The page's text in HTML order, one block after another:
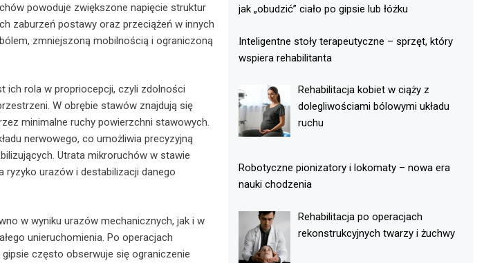
powoduje zwiększone napięcie struktur
zaburzeń postawy oraz przeciążeń w innych
zmniejszoną mobilnością i ograniczoną
ich rola w propriocepcji, czyli zdolności
W obrębie stawów znajdują się
minimalne ruchy powierzchni stawowych.
nerwowego, co umożliwia precyzyjną
Utrata mikroruchów w stawie
urazów i destabilizacji danego
w wyniku urazów mechanicznych, jak i w
unieruchomienia. Po operacjach
często obserwuje się ograniczenie
jak „obudzić” ciało po gipsie lub łóżku
Inteligentne stoły terapeutyczne – sprzęt, który
wspiera rehabilitanta
Rehabilitacja kobiet w ciąży z
dolegliwościami bólowymi układu
ruchu
Robotyczne pionizatory i lokomaty – nowa era
nauki chodzenia
Rehabilitacja po operacjach
rekonstrukcyjnych twarzy i żuchwy